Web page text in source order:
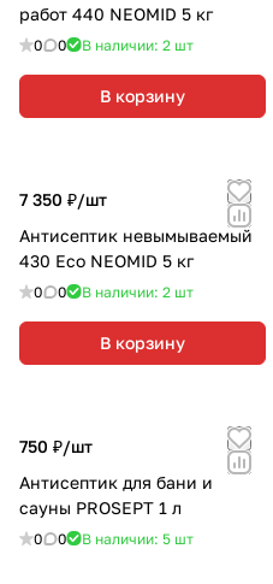
работ 440 NEOMID 5 кг
0 0 В наличии: 2 шт
В корзину
7 350 ₽/шт
Антисептик невымываемый
430 Eco NEOMID 5 кг
0 0 В наличии: 2 шт
В корзину
750 ₽/шт
Антисептик для бани и
сауны PROSEPT 1 л
0 0 В наличии: 5 шт